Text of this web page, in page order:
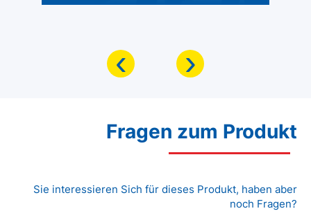
‹ ›
Fragen zum Produkt
Sie interessieren Sich für dieses Produkt, haben aber
noch Fragen?